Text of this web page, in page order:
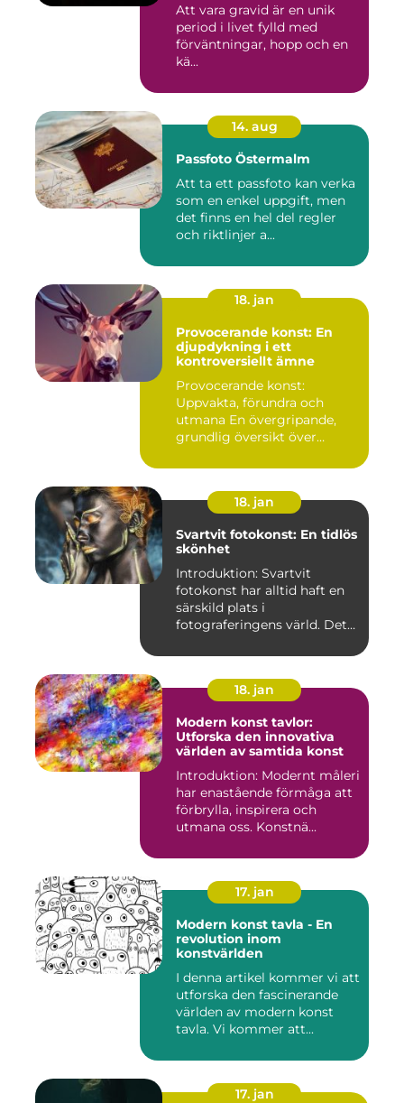
Att vara gravid är en unik
period i livet fylld med
förväntningar, hopp och en
kä...
14. aug
Passfoto Östermalm
Att ta ett passfoto kan verka
som en enkel uppgift, men
det finns en hel del regler
och riktlinjer a...
18. jan
Provocerande konst: En
djupdykning i ett
kontroversiellt ämne
Provocerande konst:
Uppvakta, förundra och
utmana En övergripande,
grundlig översikt över
18. jan
Svartvit fotokonst: En tidlös
skönhet
Introduktion: Svartvit
fotokonst har alltid haft en
särskild plats i
fotograferingens värld. Det
18. jan
Modern konst tavlor:
Utforska den innovativa
världen av samtida konst
Introduktion: Modernt måleri
har enastående förmåga att
förbrylla, inspirera och
utmana oss. Konstnä...
17. jan
Modern konst tavla - En
revolution inom
konstvärlden
I denna artikel kommer vi att
utforska den fascinerande
världen av modern konst
tavla. Vi kommer att...
17. jan